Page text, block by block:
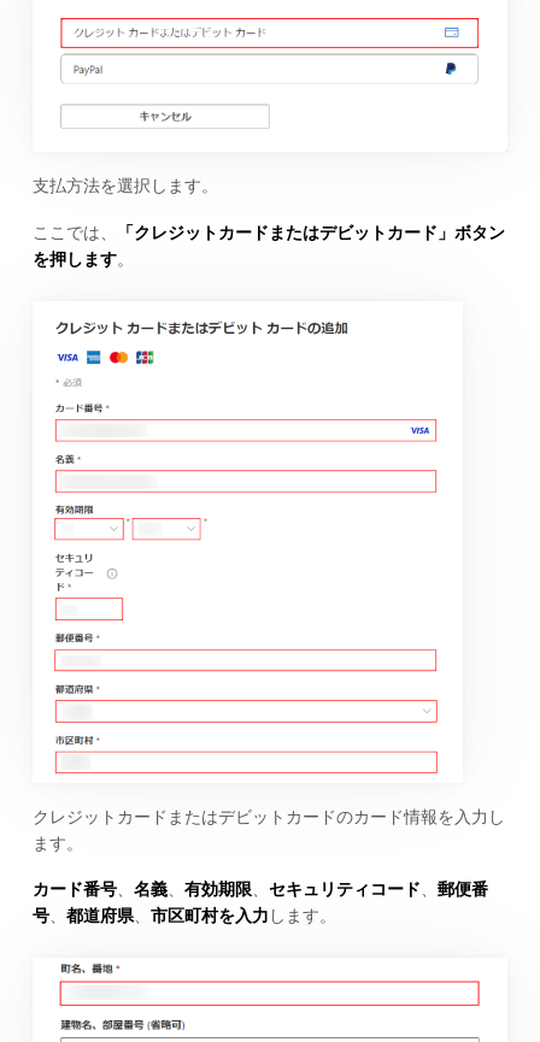
支払方法を選択します。
ここでは、
「クレジットカードまたはデビットカード」ボタン
を押します。
クレジットカードまたはデビットカードのカード情報を入力し
ます。
カード番号、 名義、 有効期限、 セキュリティコード、 郵便番
号、 都道府県、 市区町村を入力 します。